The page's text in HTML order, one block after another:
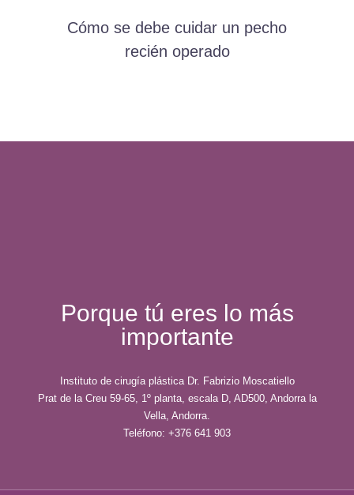
Cómo se debe cuidar un pecho
recién operado
Porque tú eres lo más
importante
Instituto de cirugía plástica Dr. Fabrizio Moscatiello
Prat de la Creu 59-65, 1º planta, escala D, AD500, Andorra la
Vella, Andorra.
Teléfono: +376 641 903